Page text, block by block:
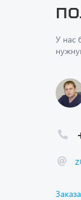
У нас